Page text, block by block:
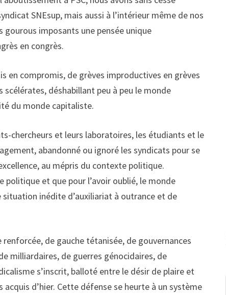
SNEsup, mais aussi à l’intérieur même de nos
imposants une pensée unique
en congrès.
en compromis, de grèves improductives en grèves
déshabillant peu à peu le monde
du monde capitaliste.
chercheurs et leurs laboratoires, les étudiants et le
abandonné ou ignoré les syndicats pour se
au mépris du contexte politique.
et que pour l’avoir oublié, le monde
inédite d’auxiliariat à outrance et de
de gauche tétanisée, de gouvernances
milliardaires, de guerres génocidaires, de
s’inscrit, balloté entre le désir de plaire et
d’hier. Cette défense se heurte à un système